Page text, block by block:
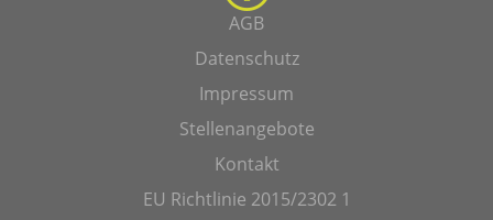
AGB
Datenschutz
Impressum
Stellenangebote
Kontakt
EU Richtlinie 2015/2302 1